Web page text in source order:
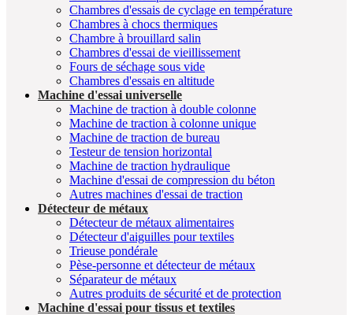
Chambres d'essais de cyclage en température
Chambres à chocs thermiques
Chambre à brouillard salin
Chambres d'essai de vieillissement
Fours de séchage sous vide
Chambres d'essais en altitude
Machine d'essai universelle
Machine de traction à double colonne
Machine de traction à colonne unique
Machine de traction de bureau
Testeur de tension horizontal
Machine de traction hydraulique
Machine d'essai de compression du béton
Autres machines d'essai de traction
Détecteur de métaux
Détecteur de métaux alimentaires
Détecteur d'aiguilles pour textiles
Trieuse pondérale
Pèse-personne et détecteur de métaux
Séparateur de métaux
Autres produits de sécurité et de protection
Machine d'essai pour tissus et textiles